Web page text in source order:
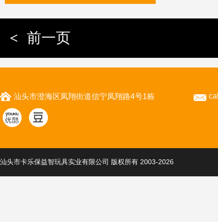
< 前一页
汕头市澄海区凤翔街道信宁凤翔路4号1栋
汕头市卡乐保益智玩具实业有限公司 版权所有 2003-2026